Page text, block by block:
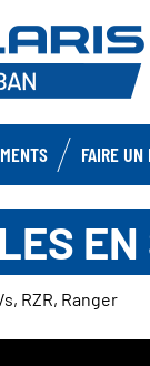
FAIRE UN
EN
RZR, Ranger